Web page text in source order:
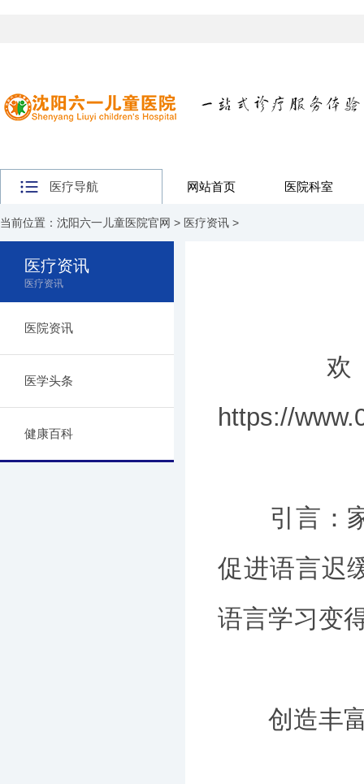
医疗导航 网站首页 医院科室
当前位置： 沈阳六一儿童医院官网 > 医疗资讯 >
医疗资讯
医疗资讯
医院资讯
医学头条
健康百科
欢迎
https://
引言：家
促进语言迟
语言学习变
创造丰富